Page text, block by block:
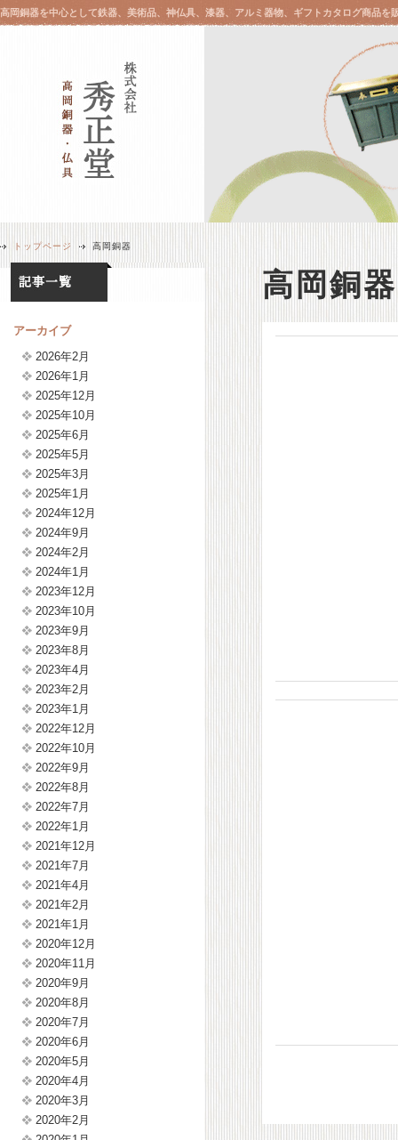
高岡銅器を中心として鉄器、美術品、神仏具、漆器、アルミ器物、ギフトカタログ商品を
トップページ 高岡銅器
高岡銅器
アーカイブ
2026年2月
2026年1月
2025年12月
2025年10月
2025年6月
2025年5月
2025年3月
2025年1月
2024年12月
2024年9月
2024年2月
2024年1月
2023年12月
2023年10月
2023年9月
2023年8月
2023年4月
2023年2月
2023年1月
2022年12月
2022年10月
2022年9月
2022年8月
2022年7月
2022年1月
2021年12月
2021年7月
2021年4月
2021年2月
2021年1月
2020年12月
2020年11月
2020年9月
2020年8月
2020年7月
2020年6月
2020年5月
2020年4月
2020年3月
2020年2月